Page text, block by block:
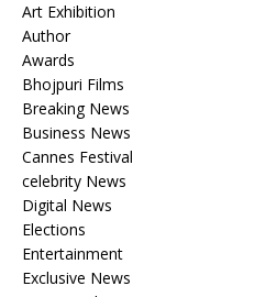
Art Exhibition
Author
Awards
Bhojpuri Films
Breaking News
Business News
Cannes Festival
celebrity News
Digital News
Elections
Entertainment
Exclusive News